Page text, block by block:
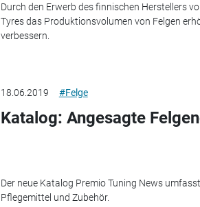
Durch den Erwerb des finnischen Herstellers
Tyres das Produktionsvolumen von Felgen
verbessern.
18.06.2019 #Felge
Katalog: Angesagte
Der neue Katalog Premio Tuning News
Pflegemittel und Zubehör.